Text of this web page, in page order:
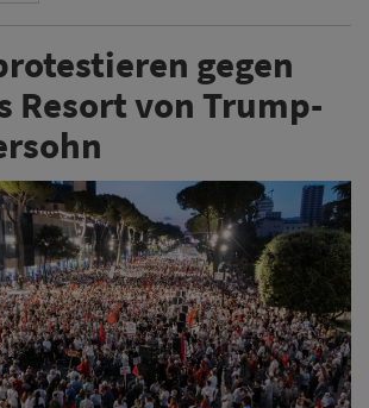
gegen
Resort von Trump-